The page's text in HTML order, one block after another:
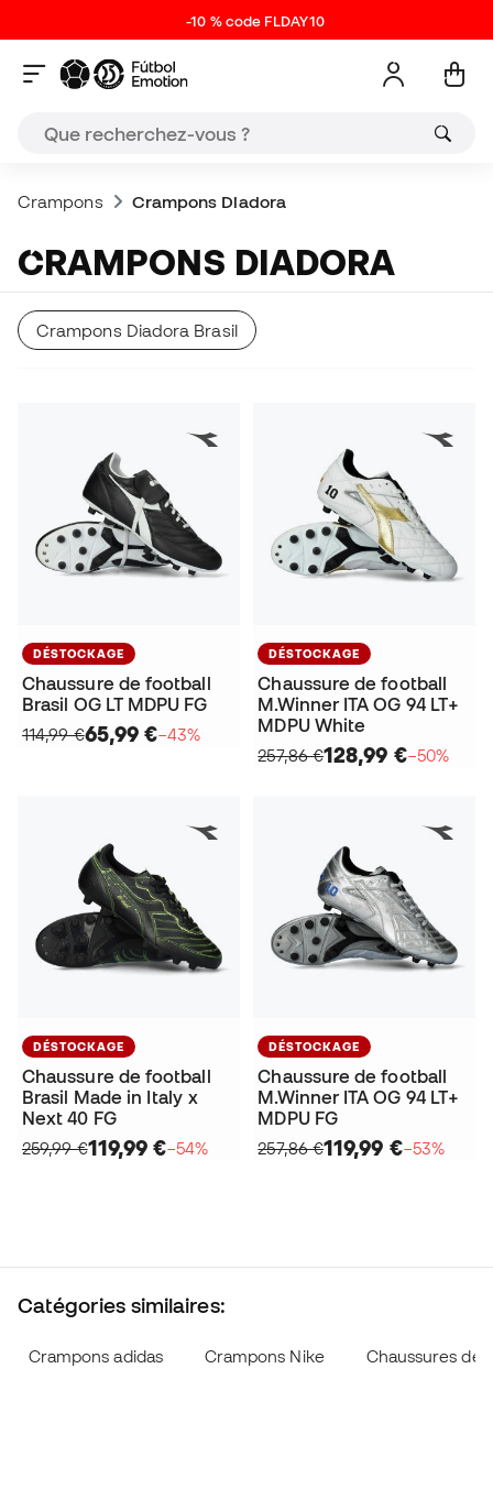
-10 % code FLDAY10
Crampons Crampons Diadora
CRAMPONS DIADORA
Crampons Diadora Brasil
DÉSTOCKAGE
Chaussure de football
Brasil OG LT MDPU FG
114,99 €65,99 €−43%
DÉSTOCKAGE
Chaussure de football
M.Winner ITA OG 94 LT+
MDPU White
257,86 €128,99 €−50%
DÉSTOCKAGE
Chaussure de football
Brasil Made in Italy x
Next 40 FG
259,99 €119,99 €−54%
DÉSTOCKAGE
Chaussure de football
M.Winner ITA OG 94 LT+
MDPU FG
257,86 €119,99 €−53%
Catégories similaires:
Crampons adidas Crampons Nike Chaussures de